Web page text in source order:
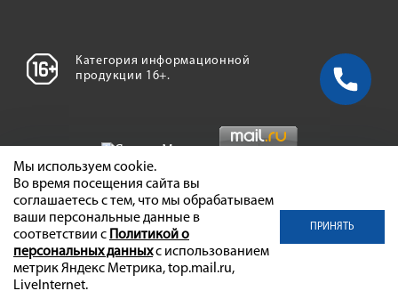
Категория информационной
продукции 16+.
Мы используем cookie.
Во время посещения сайта вы
соглашаетесь с тем, что мы обрабатываем
ваши персональные данные в
соответствии с Политикой о
персональных данныхс использованием
метрик Яндекс Метрика, top.mail.ru,
LiveInternet.
ПРИНЯТЬ